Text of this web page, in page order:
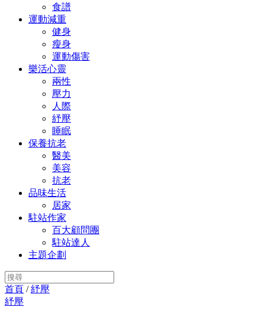
食譜
運動減重
健身
瘦身
運動傷害
樂活心靈
兩性
壓力
人際
紓壓
睡眠
保養抗老
醫美
美容
抗老
品味生活
居家
駐站作家
百大顧問團
駐站達人
主題企劃
首頁 /紓壓
紓壓